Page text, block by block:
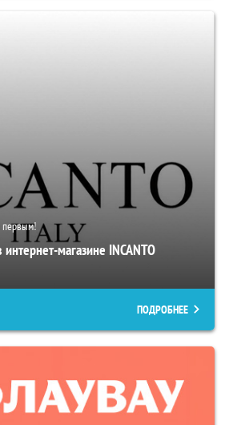
первым!
магазине INCANTO
ПОДРОБНЕЕ